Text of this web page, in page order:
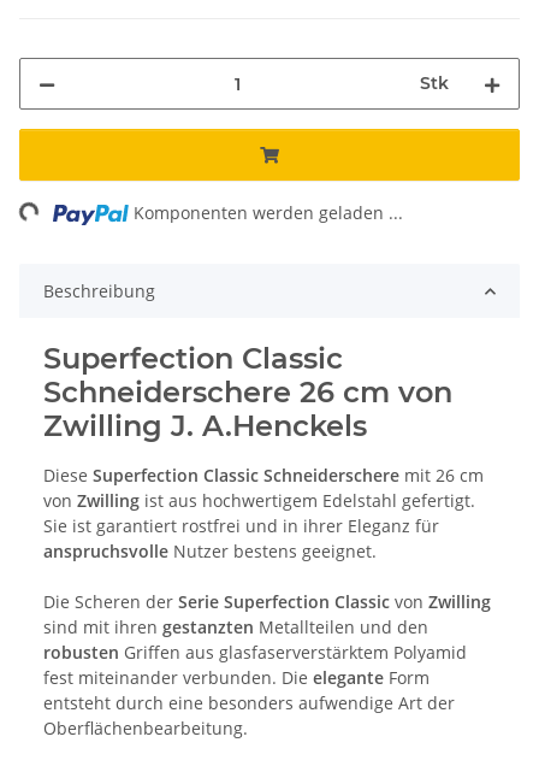
Stk
Komponenten werden geladen ...
Beschreibung
Superfection Classic
Schneiderschere 26 cm von
Zwilling J. A.Henckels
Diese Superfection Classic Schneiderschere mit 26 cm
von Zwilling ist aus hochwertigem Edelstahl gefertigt.
Sie ist garantiert rostfrei und in ihrer Eleganz für
anspruchsvolle Nutzer bestens geeignet.
Die Scheren der Serie Superfection Classic von Zwilling
sind mit ihren gestanzten Metallteilen und den
robusten Griffen aus glasfaserverstärktem Polyamid
fest miteinander verbunden. Die elegante Form
entsteht durch eine besonders aufwendige Art der
Oberflächenbearbeitung.